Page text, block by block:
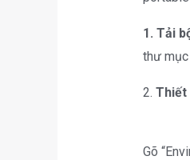
1. Tải
thư
2. Thiết
Gõ